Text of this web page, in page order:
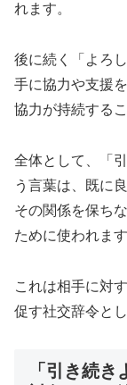
れます。
後に続く「よろ
手に協力や支援
協力が持続する
全体として、「
う言葉は、既に
その関係を保ち
ために使われます
これは相手に対
促す社交辞令と
「引き続